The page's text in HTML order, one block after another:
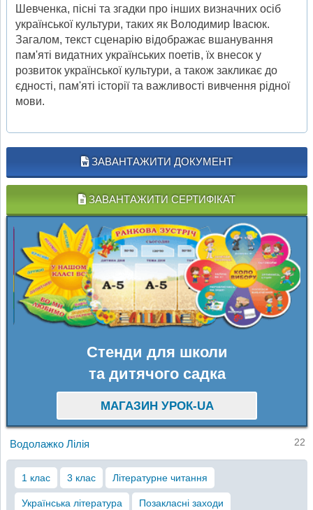
Шевченка, пісні та згадки про інших визначних осіб
української культури, таких як Володимир Івасюк.
Загалом, текст сценарію відображає вшанування
пам'яті видатних українських поетів, їх внесок у
розвиток української культури, а також закликає до
єдності, пам'яті історії та важливості вивчення рідної
мови.
ЗАВАНТАЖИТИ ДОКУМЕНТ
ЗАВАНТАЖИТИ СЕРТИФІКАТ
Стенди для школи
та дитячого садка
МАГАЗИН УРОК-UA
Водолажко Лілія 22
1 клас 3 клас Літературне читання
Українська література Позакласні заходи